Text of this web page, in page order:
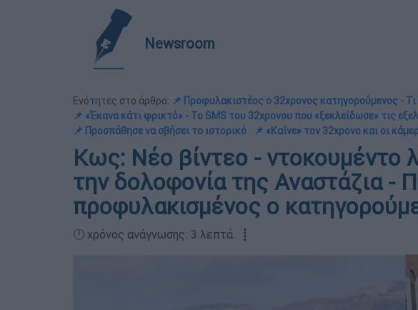
Newsroom
Ενότητες στο άρθρο: 📌 Προφυλακιστέος ο 32χρονος κατηγορούμενος -
📌 «Έκανα κάτι φρικτό» - Το SMS του 32χρονου που «ξεκλείδωσε» τις
📌 Προσπάθησε να σβήσει το ιστορικό
📌 «Καίνε» τον 32χρονο και οι
Κως: Νέο βίντεο - ντοκουμέντο
την δολοφονία της Αναστάζια -
προφυλακισμένος ο
🕛 χρόνος ανάγνωσης: 3 λεπτά ┋